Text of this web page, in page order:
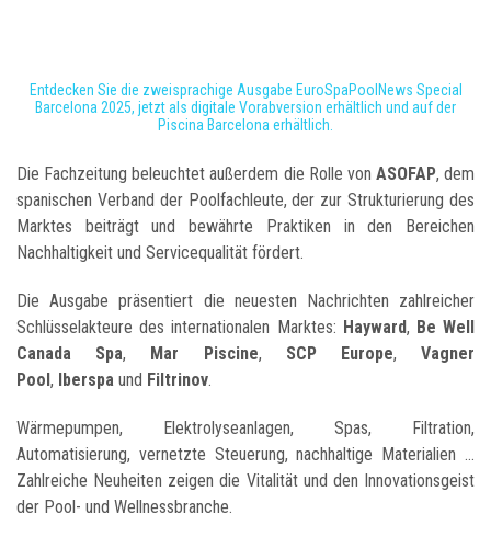
Entdecken Sie die zweisprachige Ausgabe EuroSpaPoolNews Special
Barcelona 2025, jetzt als digitale Vorabversion erhältlich und auf der
Piscina Barcelona erhältlich.
Die Fachzeitung beleuchtet außerdem die Rolle von ASOFAP, dem
spanischen Verband der Poolfachleute, der zur Strukturierung des
Marktes beiträgt und bewährte Praktiken in den Bereichen
Nachhaltigkeit und Servicequalität fördert.
Die Ausgabe präsentiert die neuesten Nachrichten zahlreicher
Schlüsselakteure des internationalen Marktes: Hayward, Be Well
Canada
Spa, Mar Piscine, SCP Europe,Vagner
Pool, Iberspa und Filtrinov
Wärmepumpen, Elektrolyseanlagen, Spas, Filtration,
Automatisierung, vernetzte Steuerung, nachhaltige Materialien ...
Zahlreiche Neuheiten zeigen die Vitalität und den Innovationsgeist
der Pool- und Wellnessbranche.